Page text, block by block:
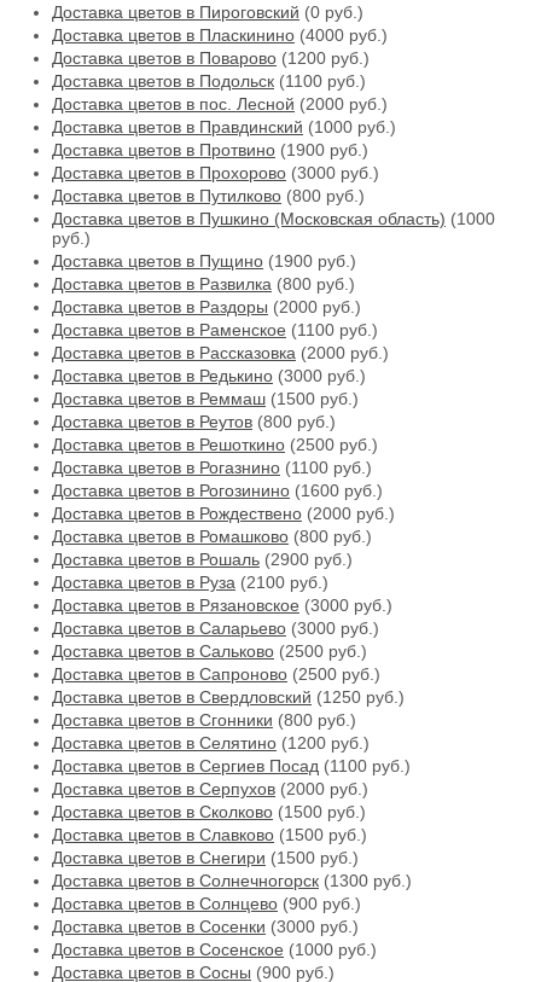
Доставка цветов в Пироговский (0 руб.)
Доставка цветов в Пласкинино (4000 руб.)
Доставка цветов в Поварово (1200 руб.)
Доставка цветов в Подольск (1100 руб.)
Доставка цветов в пос. Лесной (2000 руб.)
Доставка цветов в Правдинский (1000 руб.)
Доставка цветов в Протвино (1900 руб.)
Доставка цветов в Прохорово (3000 руб.)
Доставка цветов в Путилково (800 руб.)
Доставка цветов в Пушкино (Московская область) (1000
руб.)
Доставка цветов в Пущино (1900 руб.)
Доставка цветов в Развилка (800 руб.)
Доставка цветов в Раздоры (2000 руб.)
Доставка цветов в Раменское (1100 руб.)
Доставка цветов в Рассказовка (2000 руб.)
Доставка цветов в Редькино (3000 руб.)
Доставка цветов в Реммаш (1500 руб.)
Доставка цветов в Реутов (800 руб.)
Доставка цветов в Решоткино (2500 руб.)
Доставка цветов в Рогазнино (1100 руб.)
Доставка цветов в Рогозинино (1600 руб.)
Доставка цветов в Рождествено (2000 руб.)
Доставка цветов в Ромашково (800 руб.)
Доставка цветов в Рошаль (2900 руб.)
Доставка цветов в Руза (2100 руб.)
Доставка цветов в Рязановское (3000 руб.)
Доставка цветов в Саларьево (3000 руб.)
Доставка цветов в Сальково (2500 руб.)
Доставка цветов в Сапроново (2500 руб.)
Доставка цветов в Свердловский (1250 руб.)
Доставка цветов в Сгонники (800 руб.)
Доставка цветов в Селятино (1200 руб.)
Доставка цветов в Сергиев Посад (1100 руб.)
Доставка цветов в Серпухов (2000 руб.)
Доставка цветов в Сколково (1500 руб.)
Доставка цветов в Славково (1500 руб.)
Доставка цветов в Снегири (1500 руб.)
Доставка цветов в Солнечногорск (1300 руб.)
Доставка цветов в Солнцево (900 руб.)
Доставка цветов в Сосенки (3000 руб.)
Доставка цветов в Сосенское (1000 руб.)
Доставка цветов в Сосны (900 руб.)